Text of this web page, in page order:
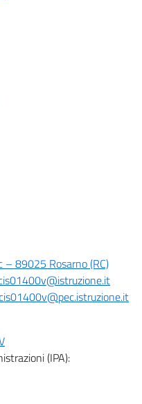
– 89025 Rosarno (RC)
(IPA):